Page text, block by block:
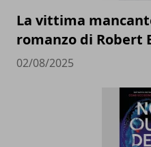
La vittima
romanzo di Robert
02/08/2025